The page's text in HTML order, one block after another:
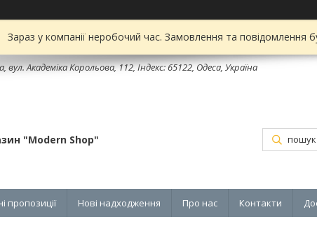
Зараз у компанії неробочий час. Замовлення та
Академіка Корольова, 112, Індекс: 65122, Одеса, Україна
"Modern Shop"
пропозиції Нові надходження Про нас Контакти